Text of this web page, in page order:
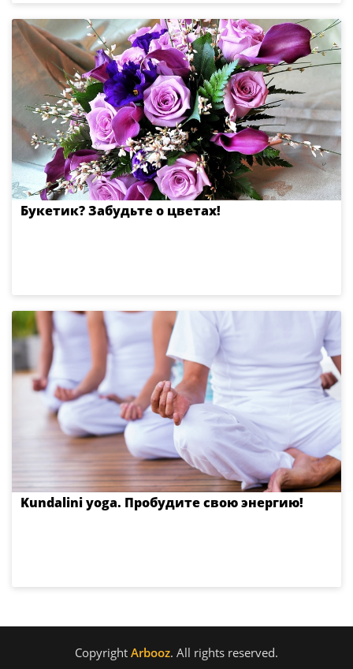
Букетик? Забудьте о цветах!
Kundalini yoga. Пробудите свою энергию!
Copyright Arbooz. All rights reserved.